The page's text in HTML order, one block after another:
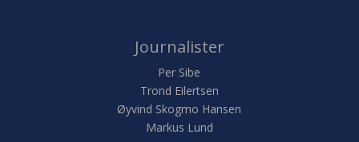
Journalister
Per Sibe
Trond Eilertsen
Øyvind Skogmo Hansen
Markus Lund